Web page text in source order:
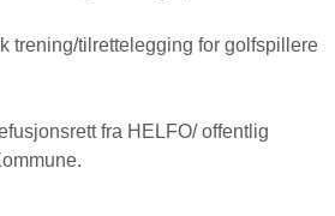
trening/tilrettelegging for golfspillere
fra HELFO/ offentlig